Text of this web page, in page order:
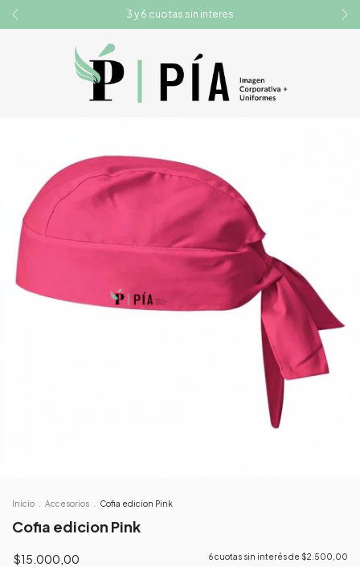
3 y 6 cuotas sin interes
Inicio Accesorios Cofia edicion Pink
Cofia edicion Pink
$15.000,00 6cuotas sin interés de $2.500,00